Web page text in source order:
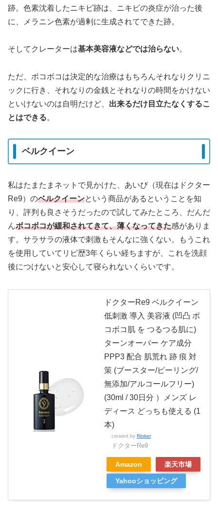
跡。色素沈着したニキビ跡は、ニキビの炎症が治った後
に、メラニン色素が過剰に生成されてできた跡。
そしてクレーターは基本美容液などでは治らない。
ただ、ボコボコは決定的な治療はもちろんそれなりクリニ
ックに行き、それなりの金銭とそれなりの時間をかけない
といけないのは自明だけど、 出来るだけ目立たなくするこ
とはできる。
ベルクイーン
私はたまたまネットで見かけた、あいび（現在はドクター
Re9）のベルクイーンという商品があるということを知
り、評判も良さそうだったので試してみたところ、だんだ
んボコボコが緩和されてきて、薄くなってきた感がありま
す。サラサラの液体で刺激もそんなに強くない。もうこれ
を使用していてリピ歴3年くらい経ちますが、これを洗顔
後につけないと安心して寝られないくらいです。
ドクターRe9 ベルクイーン
低刺激 導入 美容液 (凹凸 ボ
コボコ肌 を つるつる肌に)
ターンオーバー ケア成分
PPP3 配合 肌荒れ 跡 痕 対
策 (ブースター/ピーリング/
無添加/アルコールフリー)
(30ml / 30日分 ）メンズ レ
ディース どっちも使える (1
本)
created by Rinker
ドクターRe9
Amazon 楽天市場
Yahooショッピング